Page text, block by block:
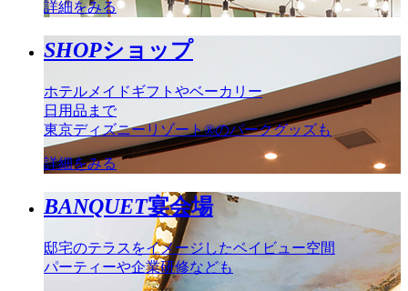
詳細をみる
SHOPショップ
ホテルメイドギフトやベーカリー
日用品まで
東京ディズニーリゾート®のパークグッズも
詳細をみる
BANQUET宴会場
邸宅のテラスをイメージしたベイビュー空間
パーティーや企業研修なども